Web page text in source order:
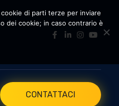
CONTATTACI
di parti terze per inviare
dei cookie; in caso contrario è